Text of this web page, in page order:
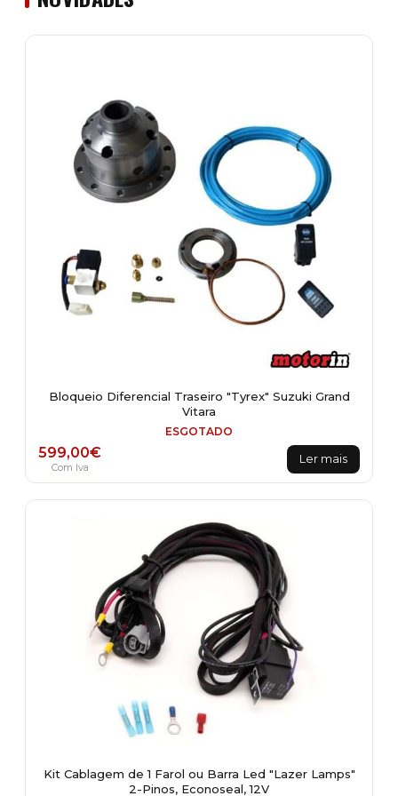
Bloqueio Diferencial Traseiro "Tyrex" Suzuki Grand
Vitara
ESGOTADO
599,00€
Com Iva
Ler mais
Kit Cablagem de 1 Farol ou Barra Led "Lazer Lamps"
2-Pinos, Econoseal, 12V